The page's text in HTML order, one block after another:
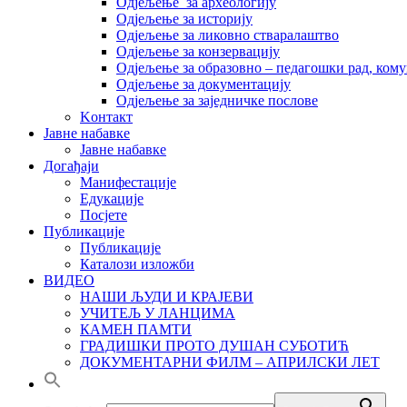
Одјељење за историју
Одјељење за ликовно стваралаштво
Одјељење за конзервацију
Одјељење за образовно – педагошки рад,
Одјељење за документацију
Одјељење за заједничке послове
Kонтакт
Јавне набавке
Јавне набавке
Догађаји
Манифестације
Едукације
Посјете
Публикације
Публикације
Каталози изложби
ВИДЕО
НАШИ ЉУДИ И КРАЈЕВИ
УЧИТЕЉ У ЛАНЦИМА
КАМЕН ПАМТИ
ГРАДИШКИ ПРОТО ДУШАН СУБОТИЋ
ДОКУМЕНТАРНИ ФИЛМ – АПРИЛСКИ ЛЕТ